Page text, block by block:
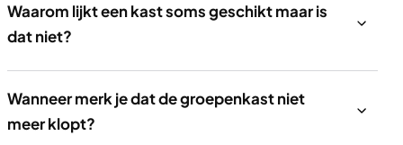
Waarom lijkt een kast soms geschikt maar is
dat niet?
Wanneer merk je dat de groepenkast niet
meer klopt?